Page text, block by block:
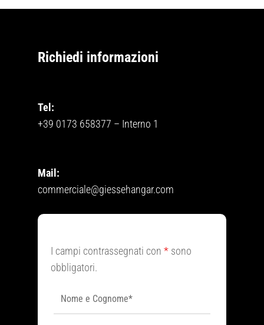
Richiedi informazioni
Tel:
+39 0173 658377 – Interno 1
Mail:
commerciale@giessehangar.com
I campi contrassegnati con* sono
obbligatori.